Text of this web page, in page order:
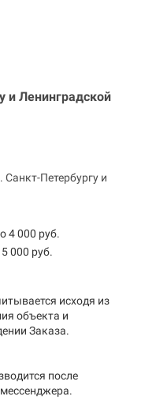
и Ленинградской
Петербургу и
4 000 руб.
000 руб.
исходя из
объекта и
Заказа.
после